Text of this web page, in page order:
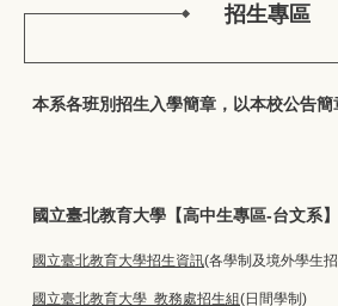
招生專區
本系各班別招生入學簡章，以本校公告簡
國立臺北教育大學【高中生專區-台文系】
國立臺北教育大學招生資訊(各學制及境外學生
國立臺北教育大學 教務處招生組(日間學制)